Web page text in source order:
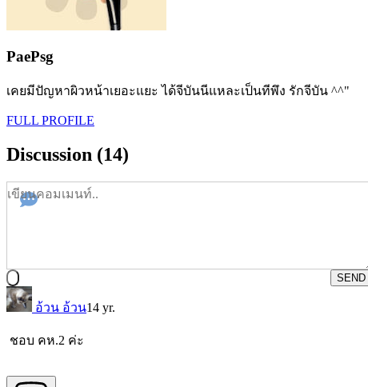
PaePsg
เคยมีปัญหาผิวหน้าเยอะแยะ ได้จีบันนีแหละเป็นทีพึง รักจีบัน ^^"
FULL PROFILE
Discussion (14)
SEND
อ้วน อ้วน14 yr.
ชอบ คห.2 ค่ะ